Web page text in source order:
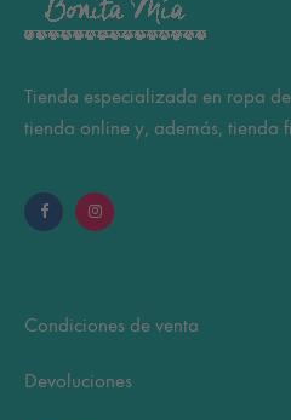
Tienda especializada en ropa
tienda online y, además, tienda
Condiciones de venta
Devoluciones